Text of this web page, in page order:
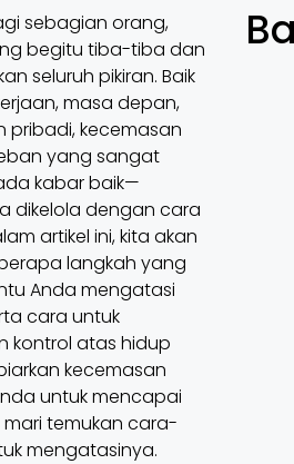
sebagian orang,
begitu tiba-tiba dan
seluruh pikiran. Baik
masa depan,
kecemasan
yang sangat
kabar baik—
dikelola dengan cara
artikel ini, kita akan
langkah yang
Anda mengatasi
cara untuk
kontrol atas hidup
kecemasan
untuk mencapai
temukan cara-
mengatasinya.